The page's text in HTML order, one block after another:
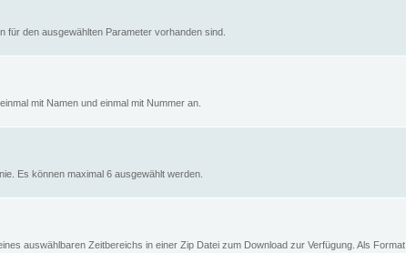
für den ausgewählten Parameter vorhanden sind.
mit Namen und einmal mit Nummer an.
Es können maximal 6 ausgewählt werden.
auswählbaren Zeitbereichs in einer Zip Datei zum Download zur Verfügung. Als Format